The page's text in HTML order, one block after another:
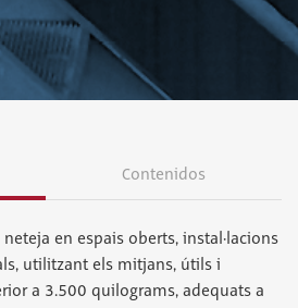
Contenidos
en espais oberts, instal·lacions
utilitzant els mitjans, útils i
a 3.500 quilograms, adequats a